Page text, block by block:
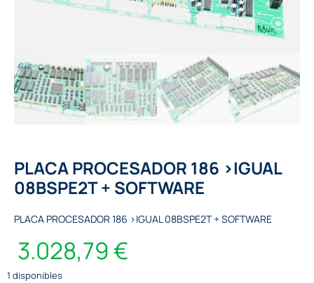
PLACA PROCESADOR 186 >IGUAL
08BSPE2T + SOFTWARE
PLACA PROCESADOR 186 >IGUAL 08BSPE2T + SOFTWARE
3.028,79 €
1 disponibles